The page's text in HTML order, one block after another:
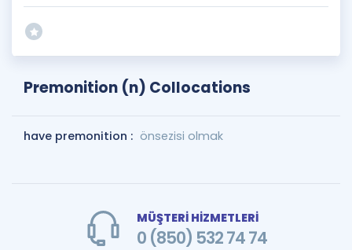
Premonition (n) Collocations
have premonition : önsezisi olmak
MÜŞTERİ HİZMETLERİ
0 (850) 532 74 74